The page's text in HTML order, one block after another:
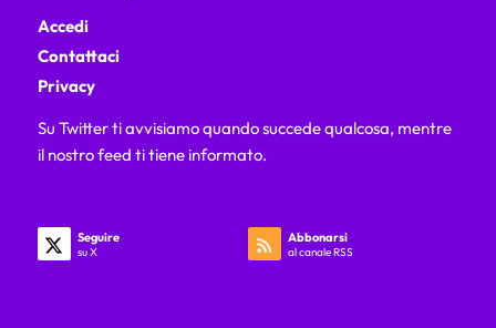
Accedi
Contattaci
Privacy
Su Twitter ti avvisiamo quando succede qualcosa, mentre
il nostro feed ti tiene informato.
Seguire
su X
Abbonarsi
al canale RSS